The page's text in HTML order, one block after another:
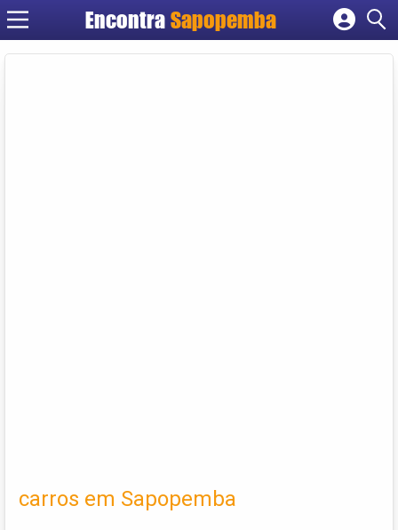
Encontra Sapopemba
Cadastrar empresa
carros em Sapopemba